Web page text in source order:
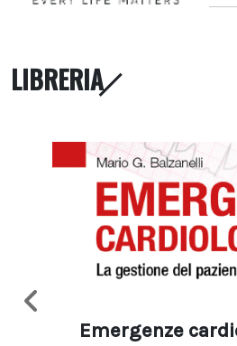
LIBRERIA
Emergenze